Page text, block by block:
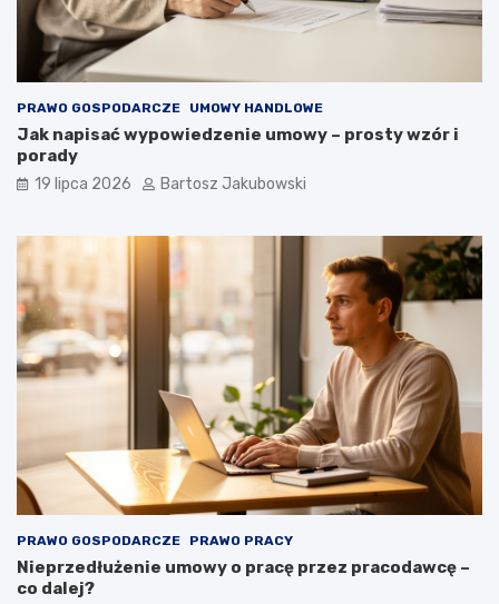
PRAWO GOSPODARCZE UMOWY HANDLOWE
Jak napisać wypowiedzenie umowy – prosty wzór i
porady
19 lipca 2026 Bartosz Jakubowski
PRAWO GOSPODARCZE PRAWO PRACY
Nieprzedłużenie umowy o pracę przez pracodawcę –
co dalej?